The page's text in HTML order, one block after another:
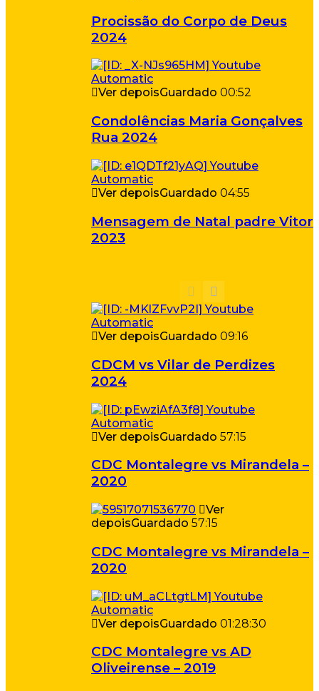
Procissão do Corpo de Deus
2024
Ver depoisGuardado 00:52
Condolências Maria Gonçalves
Rua 2024
Ver depoisGuardado 04:55
Mensagem de Natal padre Vitor
2023
Ver depoisGuardado 09:16
CDCM vs Vilar de Perdizes
2024
Ver depoisGuardado 57:15
CDC Montalegre vs Mirandela –
2020
Ver
depoisGuardado 57:15
CDC Montalegre vs Mirandela –
2020
Ver depoisGuardado 01:28:30
CDC Montalegre vs AD
Oliveirense – 2019